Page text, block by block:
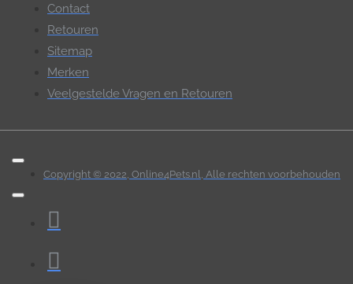
Contact
Retouren
Sitemap
Merken
Veelgestelde Vragen en Retouren
Copyright © 2022, Online4Pets.nl, Alle rechten voorbehouden